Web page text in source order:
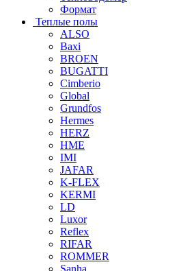
Формат
Теплые полы
ALSO
Baxi
BROEN
BUGATTI
Cimberio
Global
Grundfos
Hermes
HERZ
HME
IMI
JAFAR
K-FLEX
KERMI
LD
Luxor
Reflex
RIFAR
ROMMER
Sanha